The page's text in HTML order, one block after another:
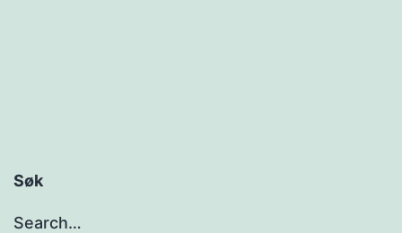
Søk
Search…